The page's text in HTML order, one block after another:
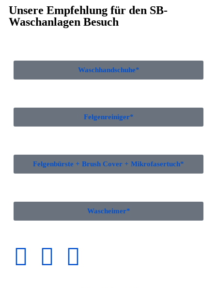
Unsere Empfehlung für den SB-
Waschanlagen Besuch
Waschhandschuhe*
Felgenreiniger*
Felgenbürste + Brush Cover + Mikrofasertuch*
Wascheimer*